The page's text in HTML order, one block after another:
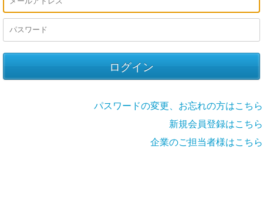
パスワードの変更、お忘れの方はこちら
新規会員登録はこちら
企業のご担当者様はこちら